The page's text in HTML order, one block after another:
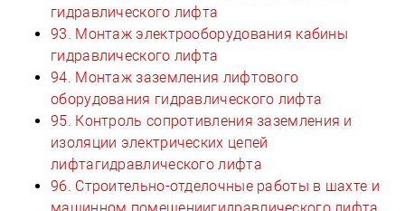
гидравлического лифта
93. Монтаж электрооборудования кабины
гидравлического лифта
94. Монтаж заземления лифтового
оборудования гидравлического лифта
95. Контроль сопротивления заземления и
изоляции электрических цепей
лифтагидравлического лифта
96. Строительно-отделочные работы в шахте и
машинном помещениигидравлического лифта